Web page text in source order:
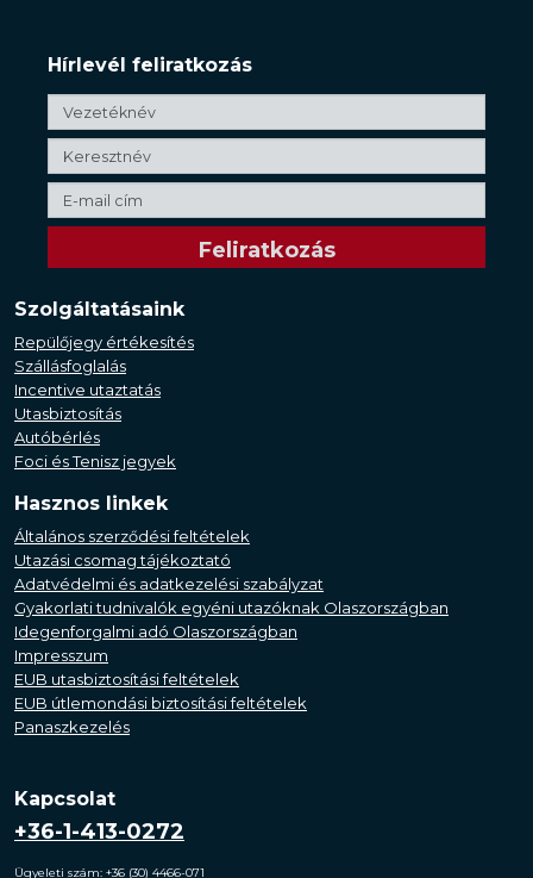
Hírlevél feliratkozás
Szolgáltatásaink
Repülőjegy értékesítés
Szállásfoglalás
Incentive utaztatás
Utasbiztosítás
Autóbérlés
Foci és Tenisz jegyek
Hasznos linkek
Általános szerződési feltételek
Utazási csomag tájékoztató
Adatvédelmi és adatkezelési szabályzat
Gyakorlati tudnivalók egyéni utazóknak Olaszországban
Idegenforgalmi adó Olaszországban
Impresszum
EUB utasbiztosítási feltételek
EUB útlemondási biztosítási feltételek
Panaszkezelés
Kapcsolat
+36-1-413-0272
Ügyeleti szám: +36 (30) 4466-071